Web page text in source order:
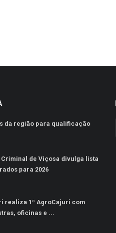
da região para qualificação
de Viçosa divulga lista
para 2026
realiza 1º AgroCajuri com
oficinas e ...